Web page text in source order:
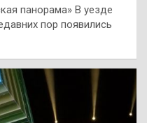
панорама» В уезде
пор появились